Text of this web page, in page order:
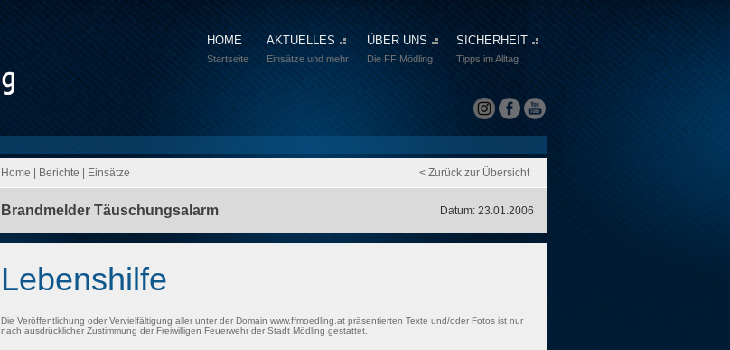
HOME
Startseite
AKTUELLES
Einsätze und mehr
ÜBER UNS
Die FF Mödling
SICHERHEIT
Tipps im Alltag
Home Berichte Einsätze < Zurück zur Übersicht
Brandmelder Täuschungsalarm Datum: 23.01.2006
Lebenshilfe
Die Veröffentlichung oder Vervielfältigung aller unter der Domain www.ffmoedling.at präsentierten Texte und/oder Fotos ist nur
nach ausdrücklicher Zustimmung der Freiwilligen Feuerwehr der Stadt Mödling gestattet.